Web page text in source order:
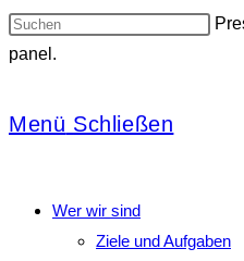
panel.
Menü Schließen
Wer wir sind
Ziele und Aufgaben